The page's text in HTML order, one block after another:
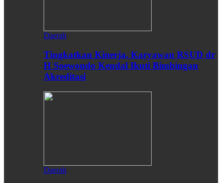
Daerah
Tingkatkan Kinerja, Karyawan RSUD dr
H Soewondo Kendal Ikuti Bimbingan
Akreditasi
Daerah